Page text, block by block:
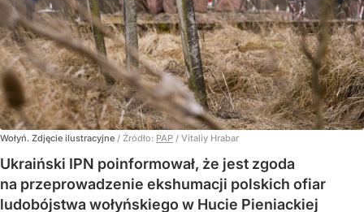
Wołyń. Zdjęcie ilustracyjne / Źródło: PAP / Vitaliy Hrabar
Ukraiński IPN poinformował, że jest zgoda
na przeprowadzenie ekshumacji polskich ofiar
ludobójstwa wołyńskiego w Hucie Pieniackiej